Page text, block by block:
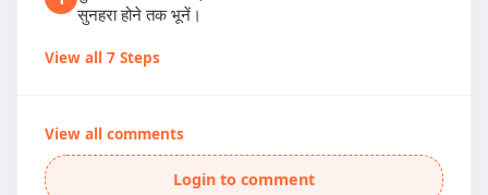
सुनहरा होने तक भूनें।
View all 7 Steps
View all comments
Login to comment